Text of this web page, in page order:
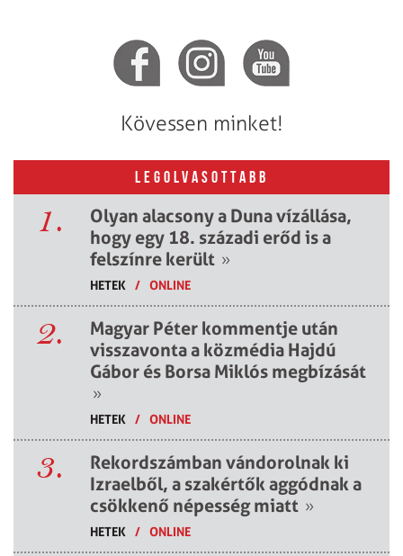
Kövessen minket!
LEGOLVASOTTABB
1.
Olyan alacsony a Duna vízállása,
hogy egy 18. századi erőd is a
felszínre került »
HETEK / ONLINE
2.
Magyar Péter kommentje után
visszavonta a közmédia Hajdú
Gábor és Borsa Miklós megbízását
»
HETEK / ONLINE
3.
Rekordszámban vándorolnak ki
Izraelből, a szakértők aggódnak a
csökkenő népesség miatt »
HETEK / ONLINE